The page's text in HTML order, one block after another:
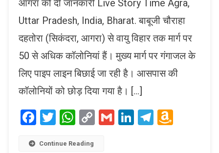
आगरा को दी जानकारी Live Story Time Agra,
Uttar Pradesh, India, Bharat. बाबूजी चौराहा
दहतोरा (सिकंदरा, आगरा) से वायु विहार तक मार्ग पर
50 से अधिक कॉलोनियां हैं। मुख्य मार्ग पर गंगाजल के
लिए पाइप लाइन बिछाई जा रही है। आसपास की
कॉलोनियों को छोड़ दिया गया है। […]
Facebook
Twitter
WhatsApp
CopyGmailLinkedIn
Telegram
Continue Reading